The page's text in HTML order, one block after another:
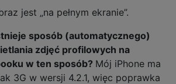
jest „na pełnym ekranie”.
sposób (automatycznego)
zdjęć profilowych na
w ten sposób? Mój iPhone ma
3G w wersji 4.2.1, więc poprawka